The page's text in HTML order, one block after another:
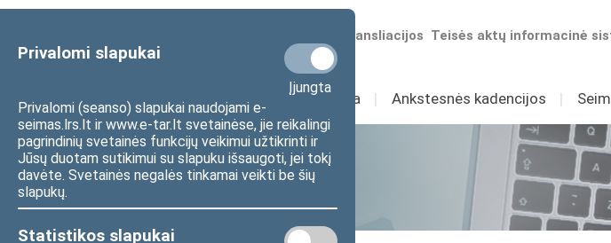
Privalomi slapukai
Įjungta
Privalomi (seanso) slapukai naudojami e-
seimas.lrs.lt ir www.e-tar.lt svetainėse, jie reikalingi
pagrindinių svetainės funkcijų veikimui užtikrinti ir
Jūsų duotam sutikimui su slapuku išsaugoti, jei tokį
davėte. Svetainės negalės tinkamai veikti be šių
slapukų.
Statistikos slapukai
Teisės aktų informacinė
Numatomos transliacijos
Sudėtis Veikla I Ankstesnės kadencijos I
Statistika